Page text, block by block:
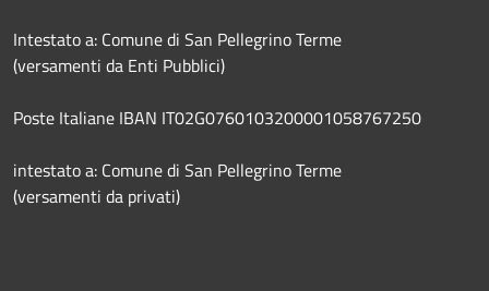
Intestato a: Comune di San Pellegrino Terme
(versamenti da Enti Pubblici)
Poste Italiane IBAN IT02G0760103200001058767250
intestato a: Comune di San Pellegrino Terme
(versamenti da privati)